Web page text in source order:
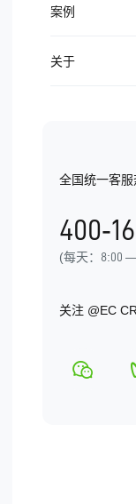
企业直播营销
微校务
案例
企业服务
医疗美容
机械制造
金融服务
关于
全国统一客服
400-
(每天：8:00
关注 @EC